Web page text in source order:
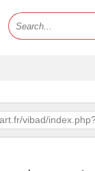
vibad/